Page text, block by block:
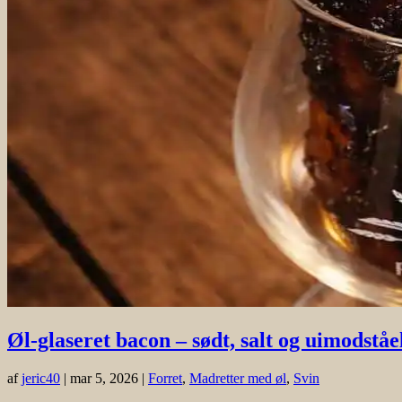
Øl-glaseret bacon – sødt, salt og
afjeric40 | mar 5, 2026 | Forret, Madretter med øl, Svin